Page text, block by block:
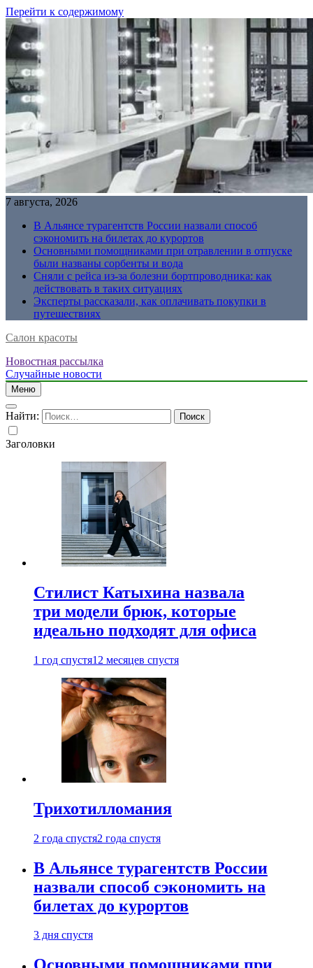
Перейти к содержимому
7 августа, 2026
В Альянсе турагентств России назвали способ
сэкономить на билетах до курортов
Основными помощниками при отравлении в отпуске
были названы сорбенты и вода
Сняли с рейса из-за болезни бортпроводника: как
действовать в таких ситуациях
Эксперты рассказали, как оплачивать покупки в
путешествиях
Салон красоты
Новостная рассылка
Случайные новости
Меню
Найти:
Заголовки
Стилист Катыхина назвала
три модели брюк, которые
идеально подходят для офиса
1 год спустя12 месяцев спустя
Трихотилломания
2 года спустя2 года спустя
В Альянсе турагентств России
назвали способ сэкономить на
билетах до курортов
3 дня спустя